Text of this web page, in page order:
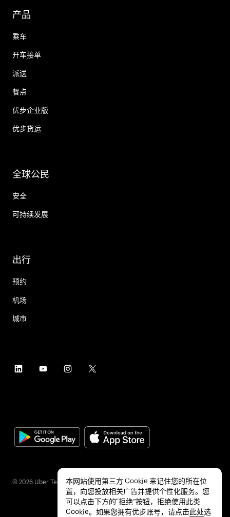
产品
乘车
开车接单
派送
餐点
优步企业版
优步货运
全球公民
安全
可持续发展
出行
预约
机场
城市
© 2026 Uber Technologies Inc.
本网站使用第三方 Cookie 来记住您的所在位
置，向您投放相关广告并提供个性化服务。您
可以点击下方的“拒绝”按钮，拒绝使用此类
Cookie。如果您拥有优步账号，请点击此处选